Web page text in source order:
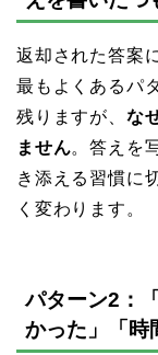
返却された答案
最もよくあるパ
残りますが、 な
ません。答えを
き添える習慣に
く変わります。
パターン2：
かった」「時